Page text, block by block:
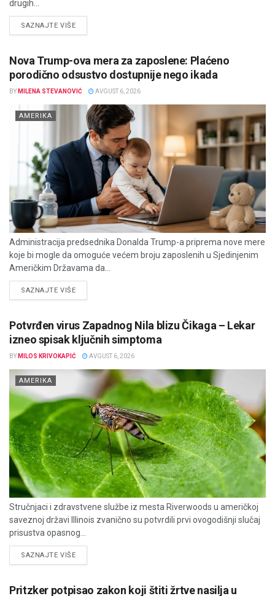
drugih...
SAZNAJTE VIŠEDETAILS
Nova Trump-ova mera za zaposlene: Plaćeno
porodično odsustvo dostupnije nego ikada
BY MILENA STEVANOVIĆ AVGUST 6, 2026
AMERIKA
Administracija predsednika Donalda Trump-a priprema nove mere
koje bi mogle da omoguće većem broju zaposlenih u Sjedinjenim
Američkim Državama da...
SAZNAJTE VIŠEDETAILS
Potvrđen virus Zapadnog Nila blizu Čikaga – Lekar
izneo spisak ključnih simptoma
BY MILOS KRIVOKAPIĆ AVGUST 6, 2026
AMERIKA
Stručnjaci i zdravstvene službe iz mesta Riverwoods u američkoj
saveznoj državi Illinois zvanično su potvrdili prvi ovogodišnji slučaj
prisustva opasnog...
SAZNAJTE VIŠEDETAILS
Pritzker potpisao zakon koji štiti žrtve nasilja u